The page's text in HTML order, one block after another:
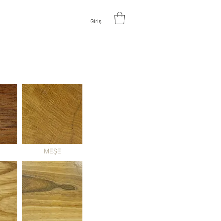
Giriş
MEŞE